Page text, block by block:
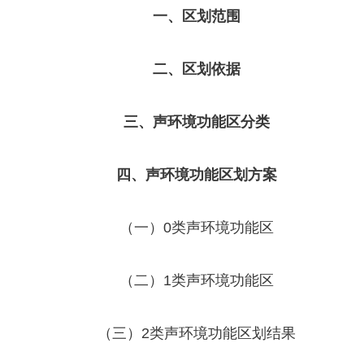
一、区划范围
二、区划依据
三、声环境功能区分类
四 、声环境功能区划方案
（一）0类声环境功能区
（二）1类声环境功能区
（三）2类声环境功能区划结果